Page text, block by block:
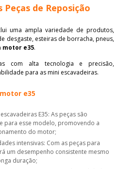
Peças de Reposição
uma ampla variedade de produtos,
desgaste, esteiras de borracha, pneus,
motor e35.
com alta tecnologia e precisão,
para as mini escavadeiras.
e35
para esse modelo, promovendo a
do motor;
um desempenho consistente mesmo
duração;